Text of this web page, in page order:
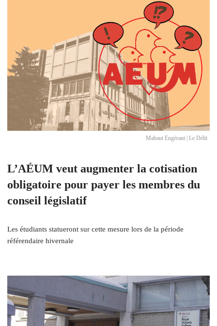
Mahaut Engérant | Le Délit
L’AÉUM veut augmenter la cotisation
obligatoire pour payer les membres du
conseil législatif
Les étudiants statueront sur cette mesure lors de la période
référendaire hivernale